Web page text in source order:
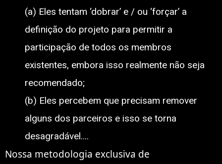
(a) Eles tentam ‘dobrar’ e / ou ‘forçar’ a
definição do projeto para permitir a
participação de todos os membros
existentes, embora isso realmente não seja
recomendado;
(b) Eles percebem que precisam remover
alguns dos parceiros e isso se torna
desagradável….
Nossa metodologia exclusiva de